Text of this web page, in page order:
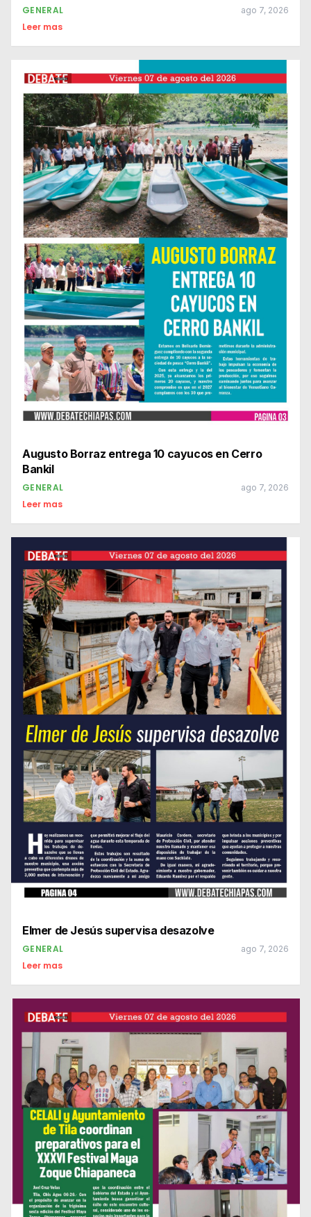
GENERAL ago 7, 2026
Leer mas
Augusto Borraz entrega 10 cayucos en Cerro
Bankil
GENERAL ago 7, 2026
Leer mas
Elmer de Jesús supervisa desazolve
GENERAL ago 7, 2026
Leer mas